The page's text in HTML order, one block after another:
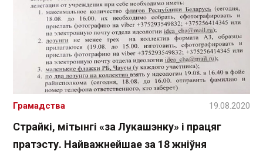
Страйкі, мітынгі «за Лукашэнку» і працяг
пратэсту. Найважнейшае за 18 жніўня
Грамадства 19.08.2020